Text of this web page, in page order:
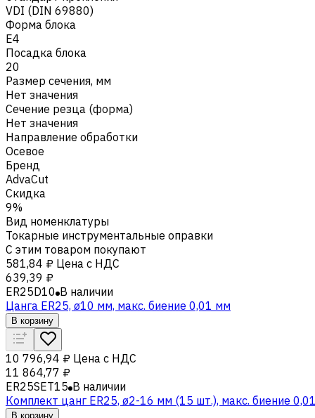
VDI (DIN 69880)
Форма блока
E4
Посадка блока
20
Размер сечения, мм
Нет значения
Сечение резца (форма)
Нет значения
Направление обработки
Осевое
Бренд
AdvaCut
Скидка
9%
Вид номенклатуры
Токарные инструментальные оправки
С этим товаром покупают
581,84 ₽ Цена с НДС
639,39 ₽
ER25D10 В наличии
Цанга ER25, ø10 мм, макс. биение 0,01 мм
В корзину
10 796,94 ₽ Цена с НДС
11 864,77 ₽
ER25SET15 В наличии
Комплект цанг ER25, ø2-16 мм (15 шт.), макс. биение
В корзину